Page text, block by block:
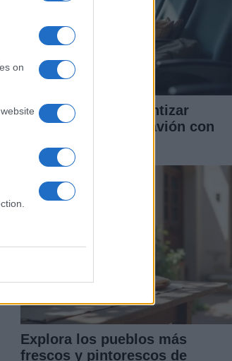
on
Consejos para garantizar
asientos juntos en avión con
Explora los pueblos más
frescos y pintorescos de